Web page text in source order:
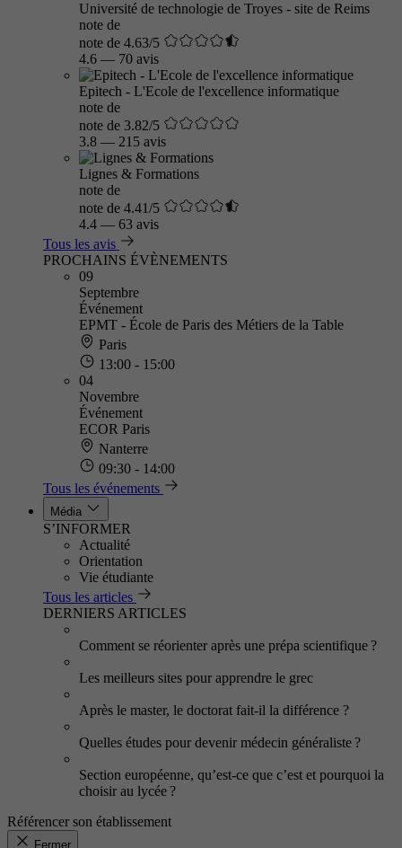
Université de technologie de Troyes - site de Reims
note de
note de 4.63/5
4.6 — 70 avis
Epitech - L'Ecole de l'excellence informatique
note de
note de 3.82/5
3.8 — 215 avis
Lignes & Formations
note de
note de 4.41/5
4.4 — 63 avis
Tous les avis
PROCHAINS ÉVÈNEMENTS
09
Septembre
Événement
EPMT - École de Paris des Métiers de la Table
Paris
13:00 - 15:00
04
Novembre
Événement
ECOR Paris
Nanterre
09:30 - 14:00
Tous les événements
Média
S’INFORMER
Actualité
Orientation
Vie étudiante
Tous les articles
DERNIERS ARTICLES
Comment se réorienter après une prépa scientifique ?
Les meilleurs sites pour apprendre le grec
Après le master, le doctorat fait-il la différence ?
Quelles études pour devenir médecin généraliste ?
Section européenne, qu’est-ce que c’est et pourquoi la
choisir au lycée ?
Référencer son établissement
Fermer